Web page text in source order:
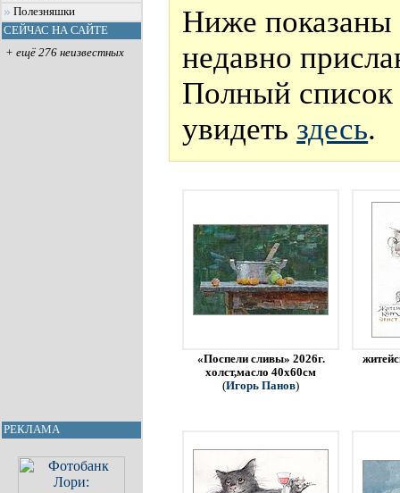
Полезняшки
СЕЙЧАС НА САЙТЕ
+ ещё 276 неизвестных
РЕКЛАМА
Ниже показаны
недавно
Полный
увидеть здесь.
«Поспели сливы» 2026г.
холст,масло 40х60см
(Игорь Панов)